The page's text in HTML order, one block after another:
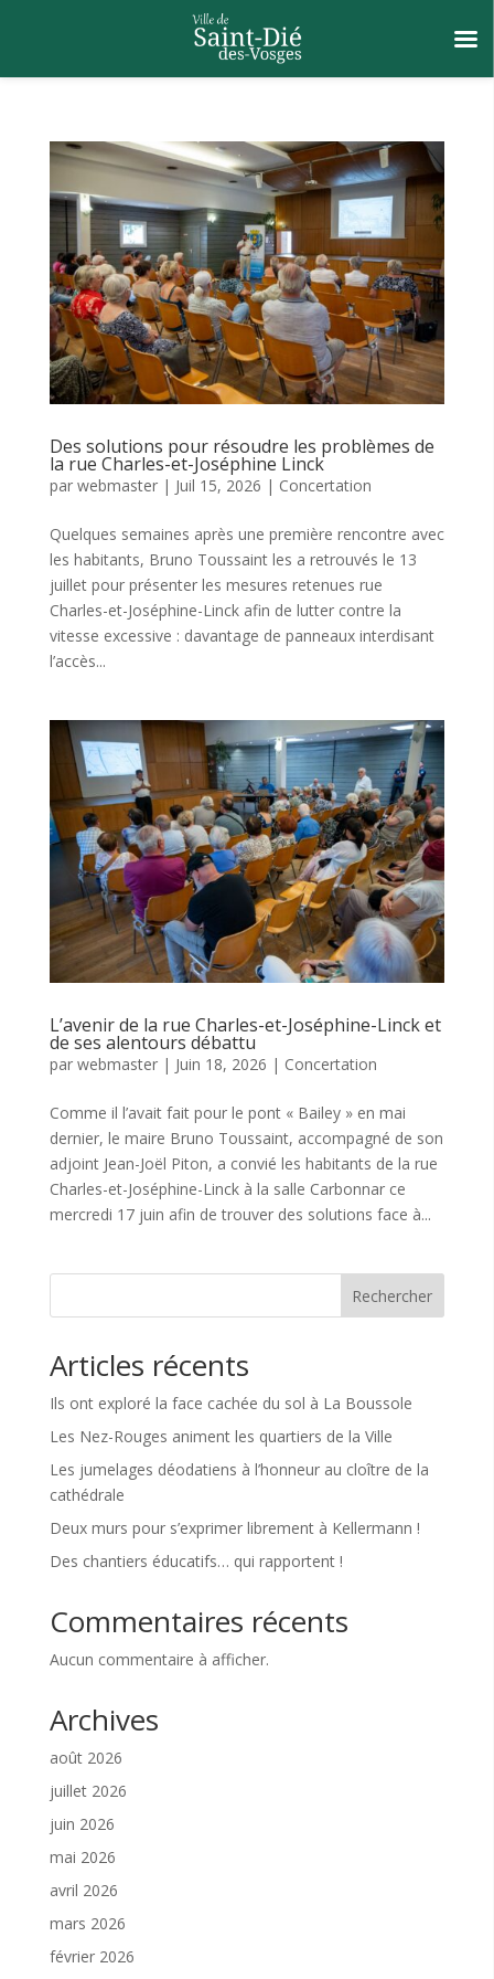
Des solutions pour résoudre les problèmes de
la rue Charles-et-Joséphine Linck
par webmaster| Juil 15, 2026 | Concertation
Quelques semaines après une première rencontre avec
les habitants, Bruno Toussaint les a retrouvés le 13
juillet pour présenter les mesures retenues rue
Charles-et-Joséphine-Linck afin de lutter contre la
vitesse excessive : davantage de panneaux interdisant
l’accès...
L’avenir de la rue Charles-et-Joséphine-Linck et
de ses alentours débattu
par webmaster| Juin 18, 2026 | Concertation
Comme il l’avait fait pour le pont « Bailey » en mai
dernier, le maire Bruno Toussaint, accompagné de son
adjoint Jean-Joël Piton, a convié les habitants de la rue
Charles-et-Joséphine-Linck à la salle Carbonnar ce
mercredi 17 juin afin de trouver des solutions face à...
Rechercher
Articles récents
Ils ont exploré la face cachée du sol à La Boussole
Les Nez-Rouges animent les quartiers de la Ville
Les jumelages déodatiens à l’honneur au cloître de la
cathédrale
Deux murs pour s’exprimer librement à Kellermann !
Des chantiers éducatifs… qui rapportent !
Commentaires récents
Aucun commentaire à afficher.
Archives
août 2026
juillet 2026
juin 2026
mai 2026
avril 2026
mars 2026
février 2026